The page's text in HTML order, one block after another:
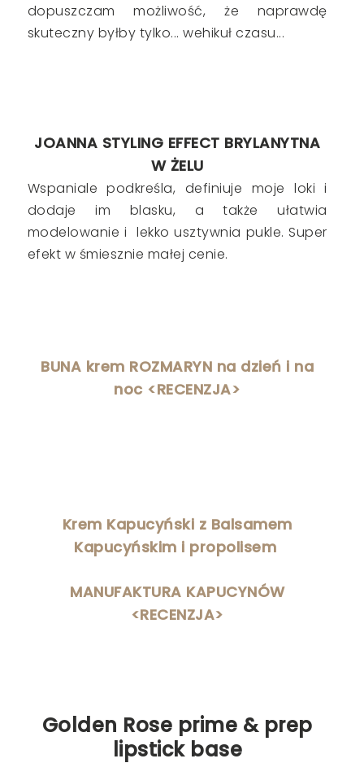
dopuszczam możliwość, że naprawdę
skuteczny byłby tylko... wehikuł czasu...
JOANNA STYLING EFFECT BRYLANYTNA
W ŻELU
Wspaniale podkreśla, definiuje moje loki i
dodaje im blasku, a także ułatwia
modelowanie i lekko usztywnia pukle. Super
efekt w śmiesznie małej cenie.
BUNA krem ROZMARYN na dzień i na
noc <RECENZJA>
Krem Kapucyński z Balsamem
Kapucyńskim i propolisem
MANUFAKTURA KAPUCYNÓW
<RECENZJA>
Golden Rose prime & prep
lipstick base